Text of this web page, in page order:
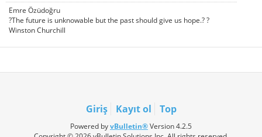
Emre Özüdoğru
?The future is unknowable but the past should give us hope.? ?
Winston Churchill
Giriş Kayıt ol Top
Powered byvBulletin®Version 4.2.5